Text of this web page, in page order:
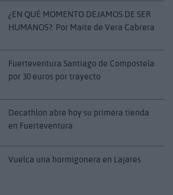
¿EN QUÉ MOMENTO DEJAMOS DE SER
HUMANOS?. Por Maite de Vera Cabrera
Fuerteventura Santiago de Compostela
por 30 euros por trayecto
Decathlon abre hoy su primera tienda
en Fuerteventura
Vuelca una hormigonera en Lajares